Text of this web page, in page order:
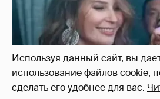
Используя данный сайт, вы
использование файлов cookie,
сделать его удобнее для вас.